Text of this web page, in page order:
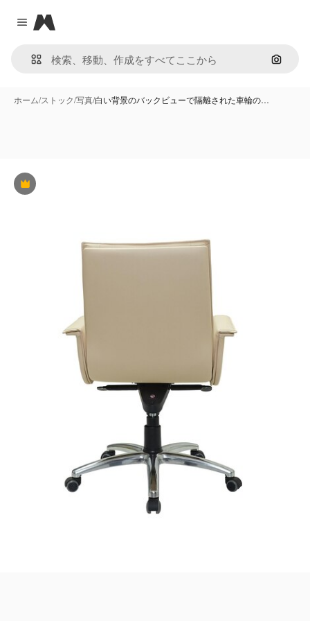
Close menu
Magnific
画像で
ホーム/ストック/写真/白い背景のバックビューで隔離された車輪の…
Premium